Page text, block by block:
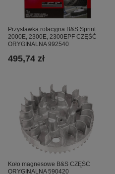
Przystawka rotacyjna B&S Sprint
2000E, 2300E, 2300EPF CZĘŚĆ
ORYGINALNA 992540
495,74 zł
Koło magnesowe B&S CZĘŚĆ
ORYGINALNA 590420